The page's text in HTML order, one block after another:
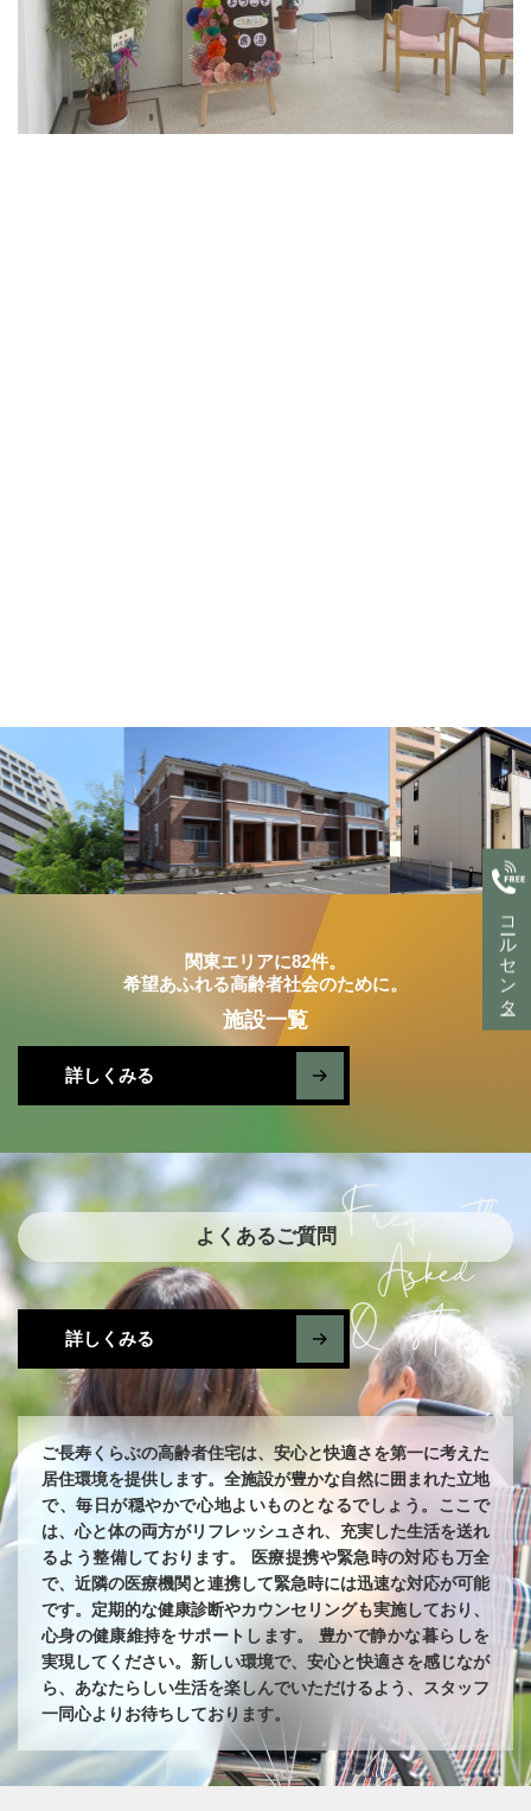
関東エリアに82件。
希望あふれる高齢者社会のために。
施設一覧
詳しくみる
よくあるご質問 Frequently
Asked
Questions
詳しくみる
ご長寿くらぶの高齢者住宅は、安心と快適さを第一に考えた
居住環境を提供します。全施設が豊かな自然に囲まれた立地
で、毎日が穏やかで心地よいものとなるでしょう。ここで
は、心と体の両方がリフレッシュされ、充実した生活を送れ
るよう整備しております。 医療提携や緊急時の対応も万全
で、近隣の医療機関と連携して緊急時には迅速な対応が可能
です。定期的な健康診断やカウンセリングも実施しており、
心身の健康維持をサポートします。 豊かで静かな暮らしを
実現してください。新しい環境で、安心と快適さを感じなが
ら、あなたらしい生活を楽しんでいただけるよう、スタッフ
一同心よりお待ちしております。
コールセンター